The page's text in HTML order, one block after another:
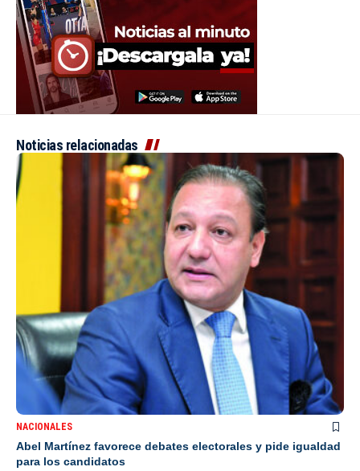
Noticias relacionadas
NACIONALES
Abel Martínez favorece debates electorales y pide igualdad
para los candidatos